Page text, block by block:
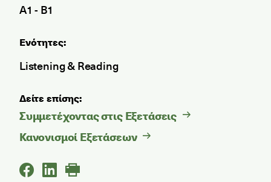
A1 - B1
Ενότητες:
Listening & Reading
Δείτε επίσης:
Συμμετέχοντας στις Εξετάσεις
Κανονισμοί Εξετάσεων